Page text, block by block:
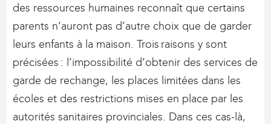
des ressources humaines reconnaît que certains
parents n’auront pas d’autre choix que de garder
leurs enfants à la maison. Trois raisons y sont
précisées : l’impossibilité d’obtenir des services de
garde de rechange, les places limitées dans les
écoles et des restrictions mises en place par les
autorités sanitaires provinciales. Dans ces cas-là,